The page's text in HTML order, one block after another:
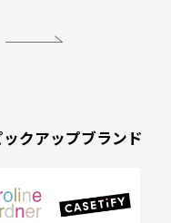
ックアップブランド